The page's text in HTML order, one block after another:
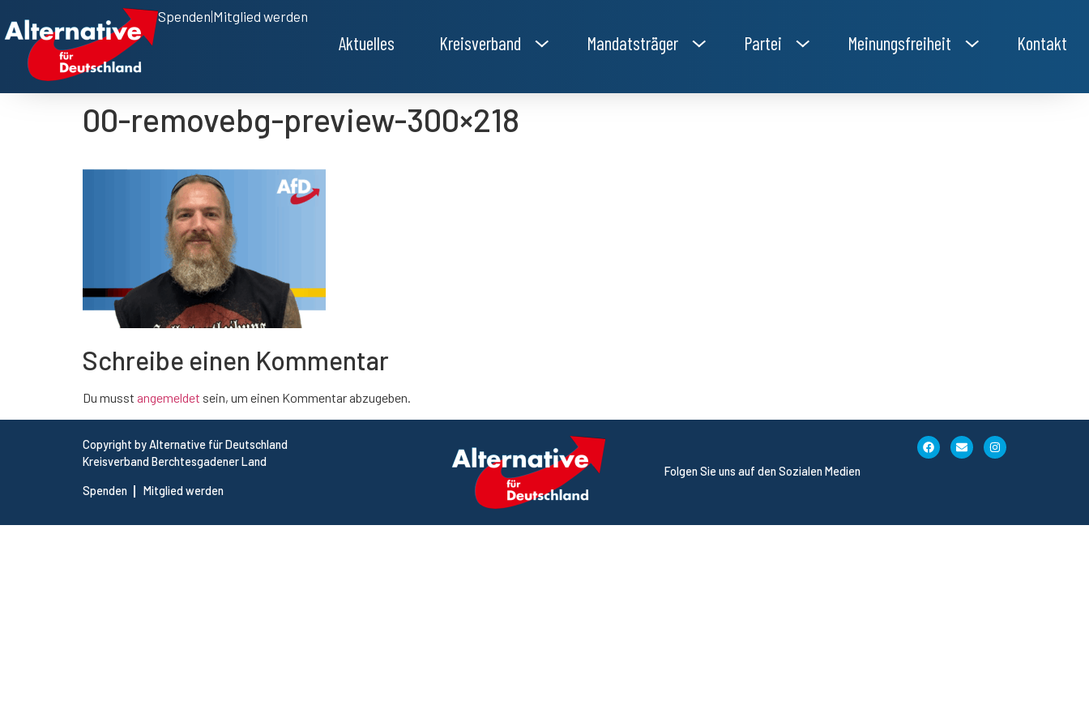
Spenden Mitglied werden
Aktuelles Kreisverband Mandatsträger Partei Meinungsfreiheit Kontakt
00-removebg-preview-300×218
Schreibe einen Kommentar
Du musst angemeldet sein, um einen Kommentar abzugeben.
Copyright by Alternative für Deutschland
Kreisverband Berchtesgadener Land
Spenden Mitglied werden
Folgen Sie uns auf den Sozialen Medien